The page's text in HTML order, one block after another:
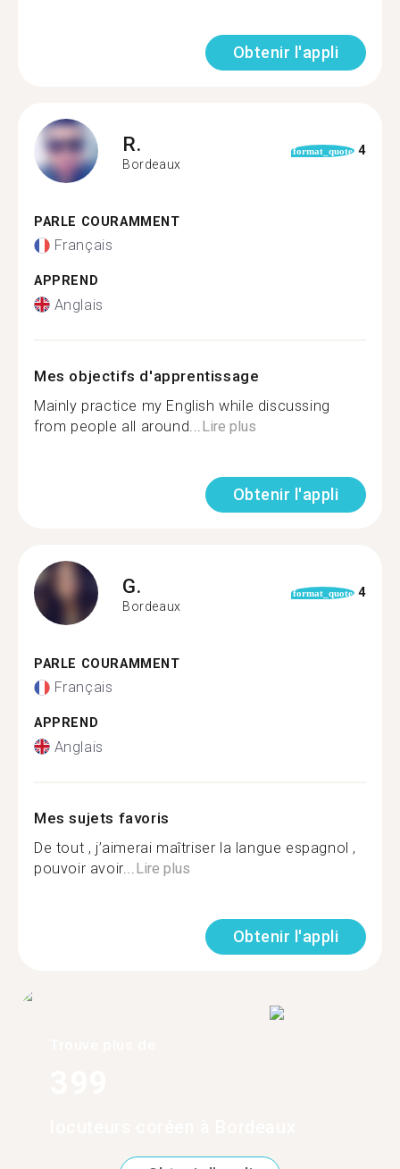
Obtenir l'appli
R.
Bordeaux
format_quote 4
PARLE COURAMMENT
Français
APPREND
Anglais
Mes objectifs d'apprentissage
Mainly practice my English while discussing
from people all around... Lire plus
Obtenir l'appli
G.
Bordeaux
format_quote 4
PARLE COURAMMENT
Français
APPREND
Anglais
Mes sujets favoris
De tout , j’aimerai maîtriser la langue espagnol ,
pouvoir avoir... Lire plus
Obtenir l'appli